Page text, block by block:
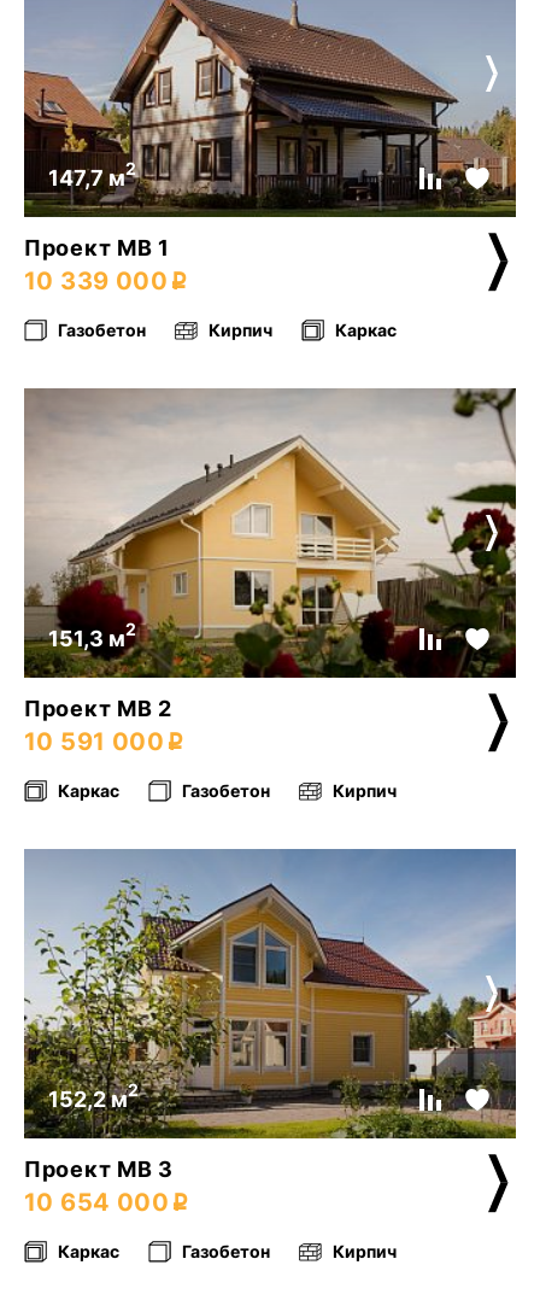
147,7 м2
Проект МВ 1
10 339 000
Газобетон Кирпич Каркас
151,3 м2
Проект МВ 2
10 591 000
Каркас Газобетон Кирпич
152,2 м2
Проект МВ 3
10 654 000
Каркас Газобетон Кирпич